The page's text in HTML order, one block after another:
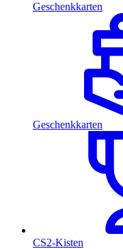
Geschenkkarten
Geschenkkarten
CS2-Kisten